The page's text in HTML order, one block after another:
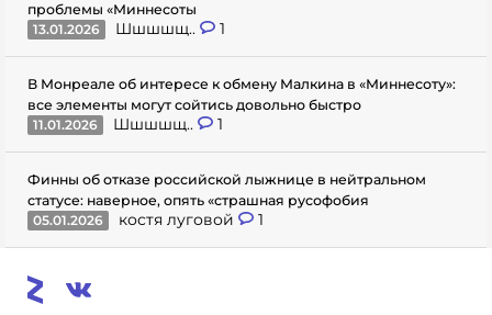
проблемы «Миннесоты
13.01.2026
Шшшшщ.. 1
В Монреале об интересе к обмену Малкина в «Миннесоту»:
все элементы могут сойтись довольно быстро
11.01.2026
Шшшшщ.. 1
Финны об отказе российской лыжнице в нейтральном
статусе: наверное, опять «страшная русофобия
05.01.2026
костя луговой 1